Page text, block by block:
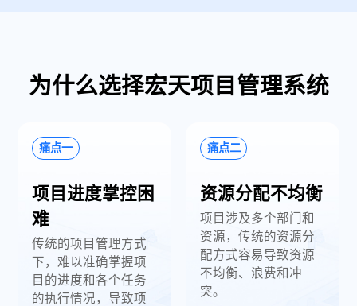
为什么选择宏天项目管理系统
痛点一
项目进度掌控困
难
传统的项目管理方式
下，难以准确掌握项
目的进度和各个任务
的执行情况，导致项
痛点二
资源分配不均衡
项目涉及多个部门和
资源，传统的资源分
配方式容易导致资源
不均衡、浪费和冲
突。